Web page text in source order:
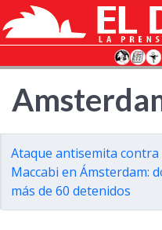
Ataque antisemita contra
Maccabi en Ámsterdam:
más de 60 detenidos